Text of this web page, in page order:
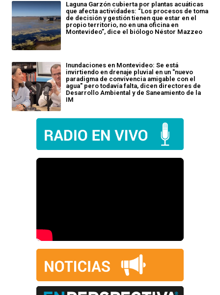
Laguna Garzón cubierta por plantas acuáticas
que afecta actividades: “Los procesos de toma
de decisión y gestión tienen que estar en el
propio territorio, no en una oficina en
Montevideo”, dice el biólogo Néstor Mazzeo
Inundaciones en Montevideo: Se está
invirtiendo en drenaje pluvial en un "nuevo
paradigma de convivencia amigable con el
agua" pero todavía falta, dicen directores de
Desarrollo Ambiental y de Saneamiento de la
IM